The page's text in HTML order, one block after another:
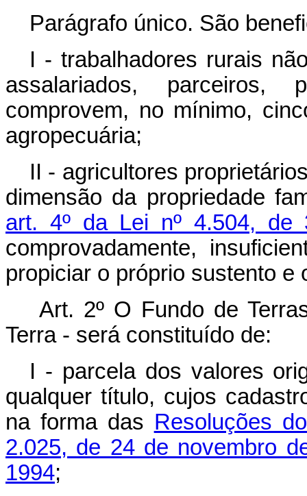
Parágrafo único. São
I - trabalhadores rurais
assalariados, parceiros,
comprovem, no mínimo,
agropecuária;
II - agricultores
dimensão da propriedade
art. 4º da Lei nº 4.504, de
comprovadamente,
propiciar o próprio sustento e
Art. 2º O Fundo de
Terra - será constituído de:
I - parcela dos valores
qualquer título, cujos
na forma das Resoluções
2.025, de 24 de novembro
1994;